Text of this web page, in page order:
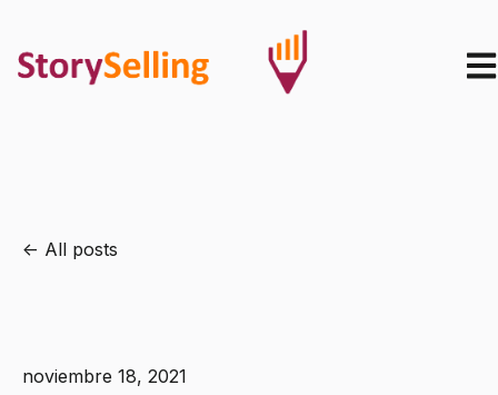
All posts
noviembre 18, 2021